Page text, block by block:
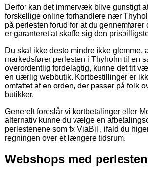
Derfor kan det immervæk blive gunstigt
forskellige online forhandlere nær
på perlesten forud for at du gennemfører
er garanteret at skaffe sig den
Du skal ikke desto mindre ikke glemme,
markedsfører perlesten i Thyholm til en
overordentlig fordelagtig, kunne det tit
en uærlig webbutik. Kortbestillinger er
omfattet af en orden, der passer på folk
butikker.
Generelt foreslår vi kortbetalinger eller
alternativ kunne du vælge en
perlestenene som fx ViaBill, ifald du
regningen over et længere tidsrum.
Webshops med perlesten